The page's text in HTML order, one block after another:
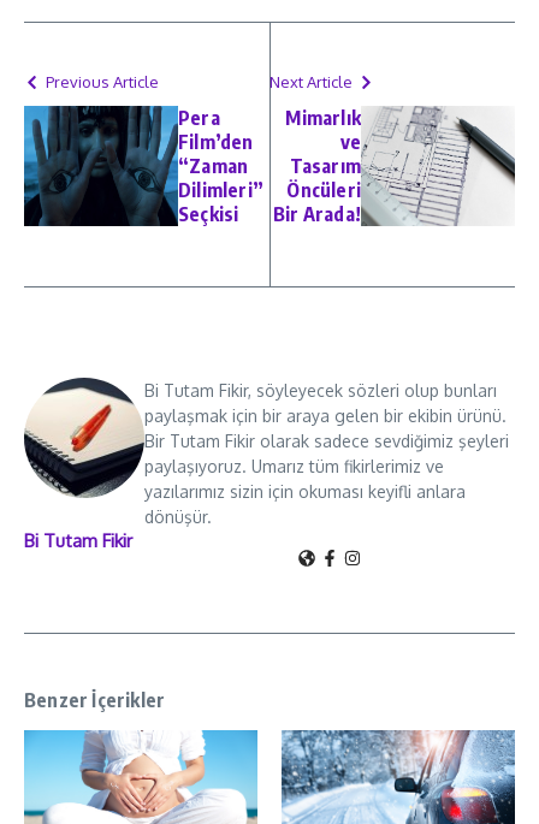
Previous Article
Pera
Film’den
“Zaman
Dilimleri”
Seçkisi
Next Article
Mimarlık
ve
Tasarım
Öncüleri
Bir Arada!
Bi Tutam Fikir
Bi Tutam Fikir, söyleyecek sözleri olup bunları
paylaşmak için bir araya gelen bir ekibin ürünü.
Bir Tutam Fikir olarak sadece sevdiğimiz şeyleri
paylaşıyoruz. Umarız tüm fikirlerimiz ve
yazılarımız sizin için okuması keyifli anlara
dönüşür.
Benzer İçerikler